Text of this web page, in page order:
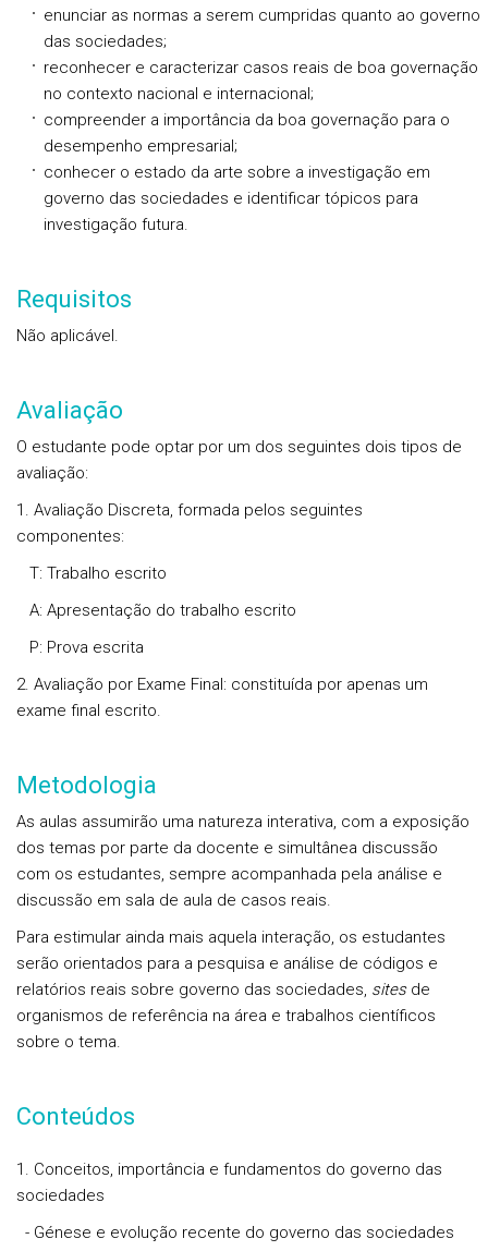
enunciar as normas a serem cumpridas quanto ao governo
das sociedades;
reconhecer e caracterizar casos reais de boa governação
no contexto nacional e internacional;
compreender a importância da boa governação para o
desempenho empresarial;
conhecer o estado da arte sobre a investigação em
governo das sociedades e identificar tópicos para
investigação futura.
Requisitos
Não aplicável.
Avaliação
O estudante pode optar por um dos seguintes dois tipos de
avaliação:
1. Avaliação Discreta, formada pelos seguintes
componentes:
T: Trabalho escrito
A: Apresentação do trabalho escrito
P: Prova escrita
2. Avaliação por Exame Final: constituída por apenas um
exame final escrito.
Metodologia
As aulas assumirão uma natureza interativa, com a exposição
dos temas por parte da docente e simultânea discussão
com os estudantes, sempre acompanhada pela análise e
discussão em sala de aula de casos reais.
Para estimular ainda mais aquela interação, os estudantes
serão orientados para a pesquisa e análise de códigos e
relatórios reais sobre governo das sociedades, sitesde
organismos de referência na área e trabalhos científicos
sobre o tema.
Conteúdos
1. Conceitos, importância e fundamentos do governo das
sociedades
- Génese e evolução recente do governo das sociedades